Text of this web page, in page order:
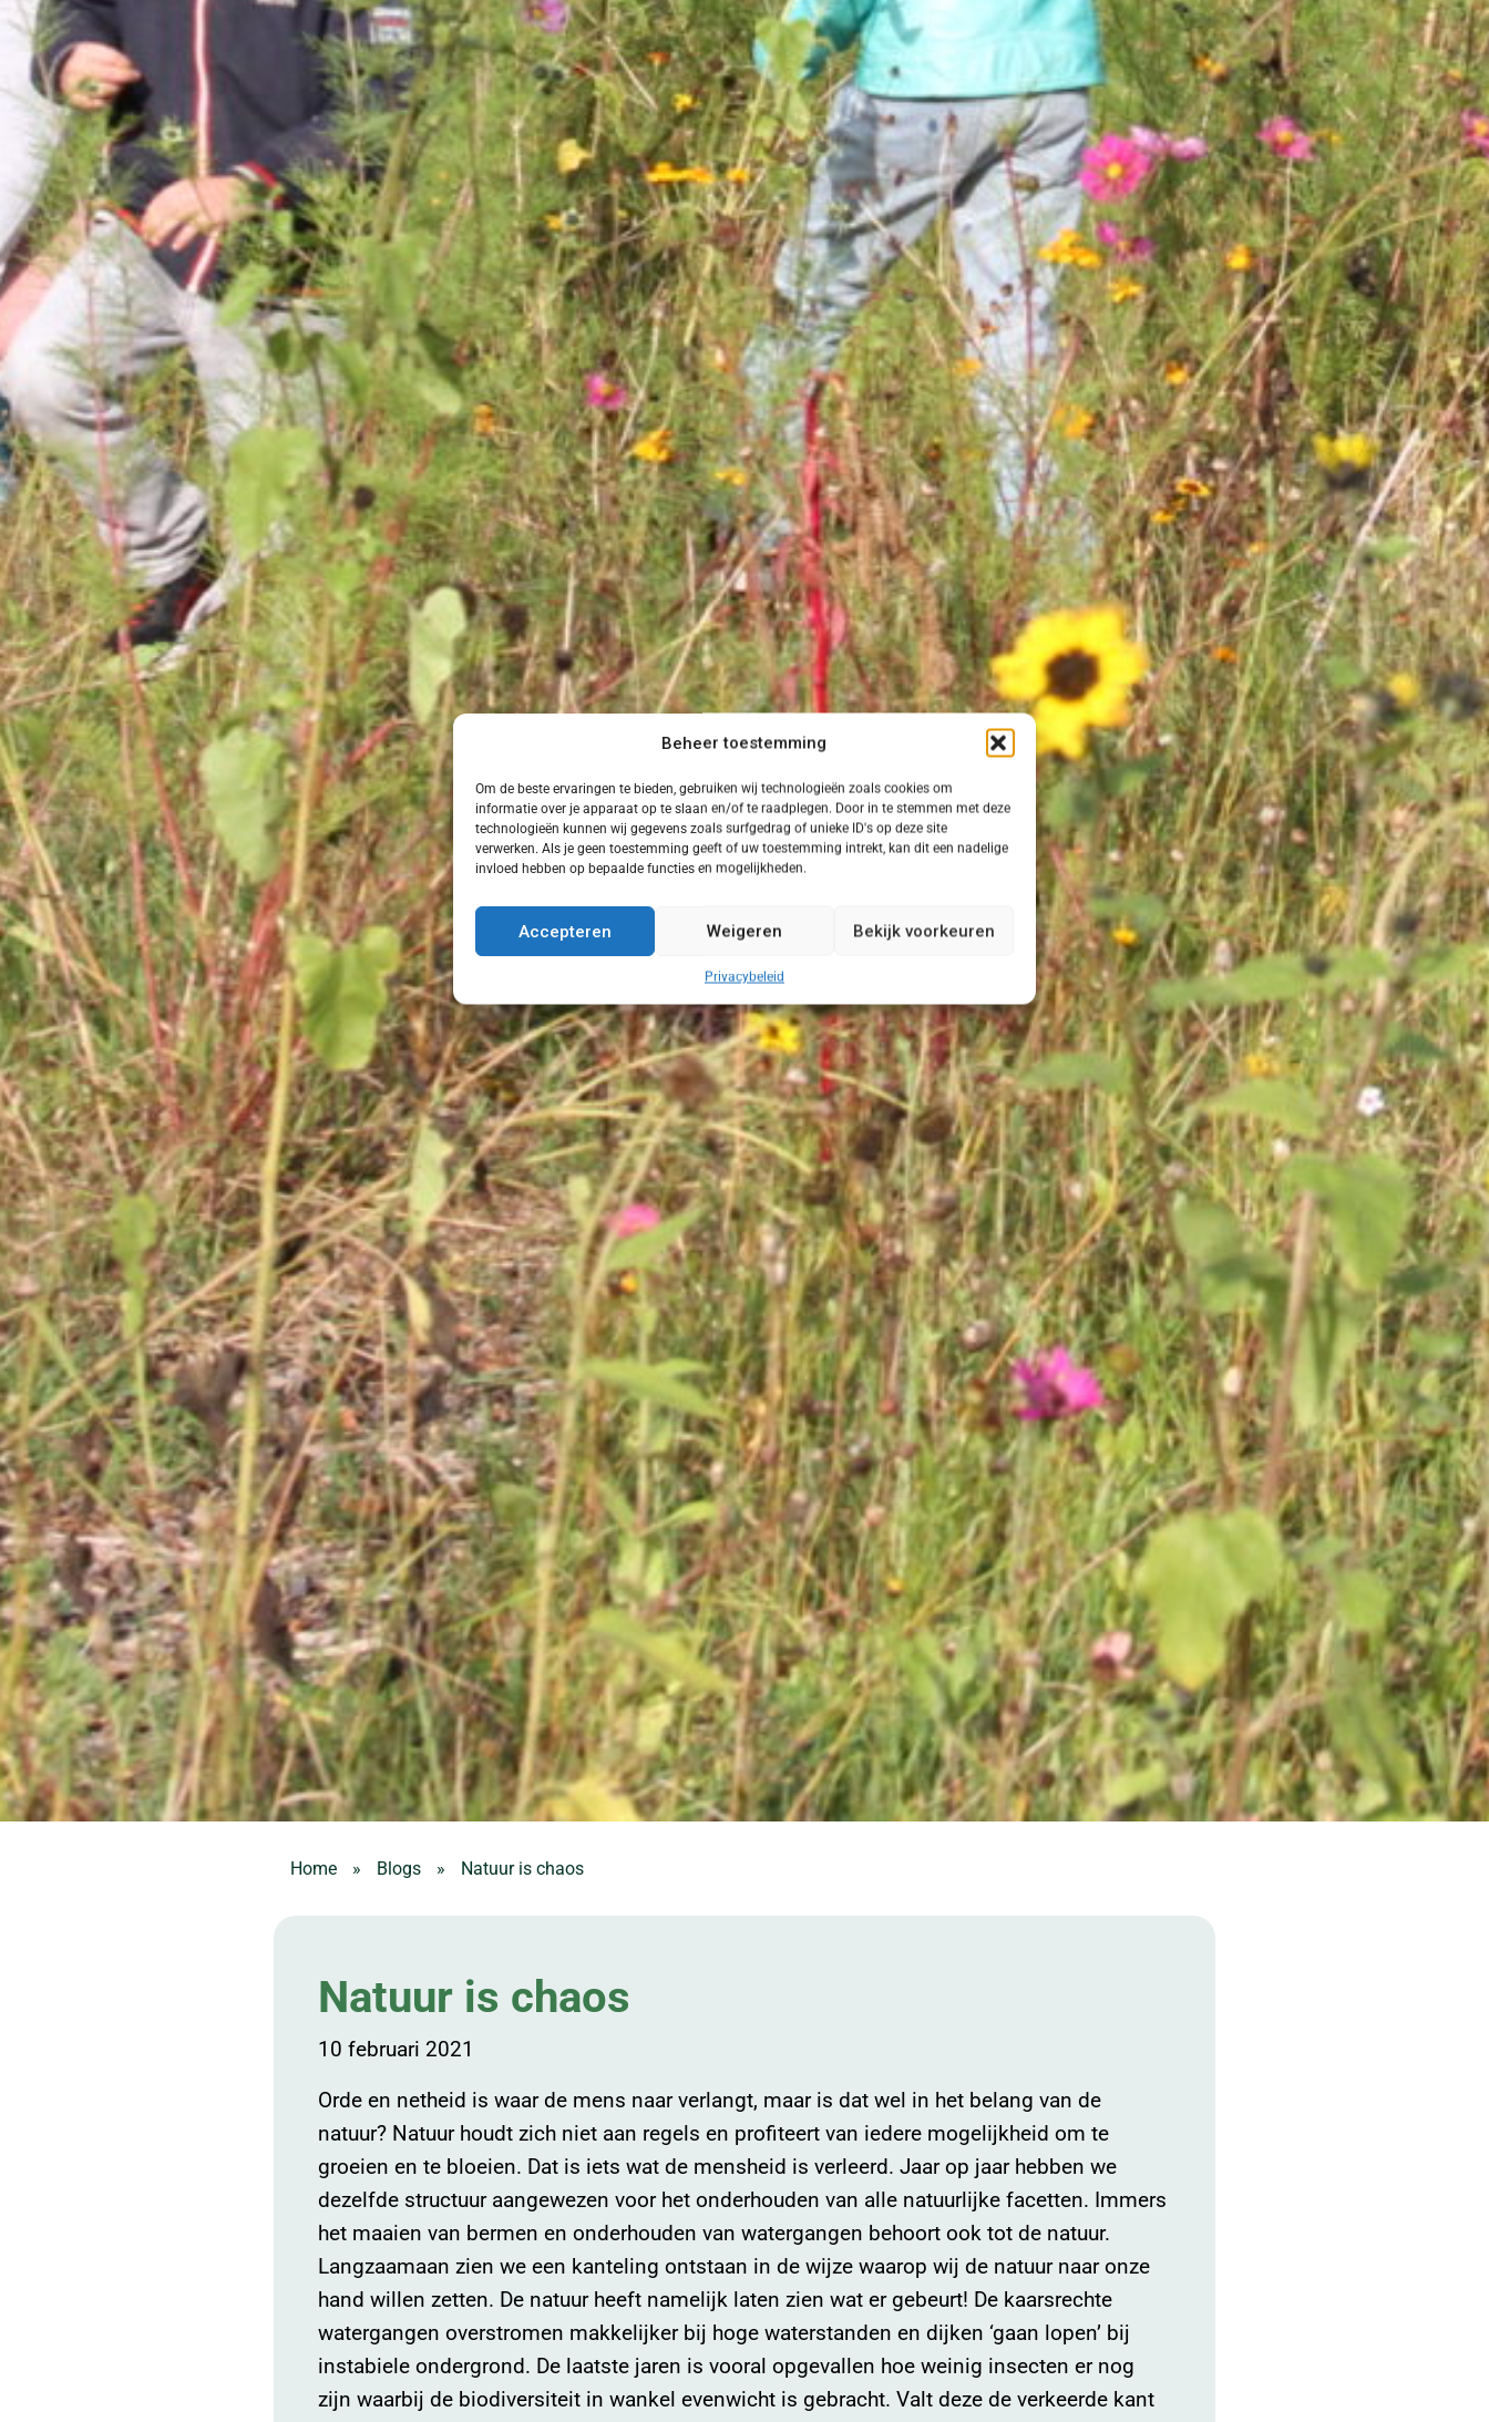
Beheer toestemming
Om de beste ervaringen te bieden, gebruiken wij technologieën zoals cookies om
informatie over je apparaat op te slaan en/of te raadplegen. Door in te stemmen met deze
technologieën kunnen wij gegevens zoals surfgedrag of unieke ID's op deze site
verwerken. Als je geen toestemming geeft of uw toestemming intrekt, kan dit een nadelige
invloed hebben op bepaalde functies en mogelijkheden.
Accepteren Weigeren Bekijk voorkeuren
Privacybeleid
Home » Blogs » Natuur is chaos
Natuur is chaos
10 februari 2021
Orde en netheid is waar de mens naar verlangt, maar is dat wel in het belang van de
natuur? Natuur houdt zich niet aan regels en profiteert van iedere mogelijkheid om te
groeien en te bloeien. Dat is iets wat de mensheid is verleerd. Jaar op jaar hebben we
dezelfde structuur aangewezen voor het onderhouden van alle natuurlijke facetten. Immers
het maaien van bermen en onderhouden van watergangen behoort ook tot de natuur.
Langzaamaan zien we een kanteling ontstaan in de wijze waarop wij de natuur naar onze
hand willen zetten. De natuur heeft namelijk laten zien wat er gebeurt! De kaarsrechte
watergangen overstromen makkelijker bij hoge waterstanden en dijken ‘gaan lopen’ bij
instabiele ondergrond. De laatste jaren is vooral opgevallen hoe weinig insecten er nog
zijn waarbij de biodiversiteit in wankel evenwicht is gebracht. Valt deze de verkeerde kant